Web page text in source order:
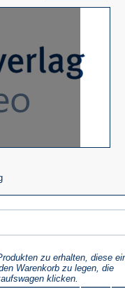
(Öffnet
in
einem
zu erhalten, diese
Warenkorb zu legen, die
klicken.